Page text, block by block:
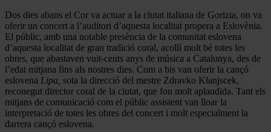
Dos dies abans el Cor va actuar a la ciutat italiana de Gorizia, on va
oferir un concert a l’auditori d’aquesta localitat propera a Eslovènia.
El públic, amb una notable presència de la comunitat eslovena
d’aquesta localitat de gran tradició coral, acollí molt bé totes les
obres, que abastaven vuit-cents anys de música a Catalunya, des de
l’edat mitjana fins als nostres dies. Com a bis van oferir la cançó
eslovena Lipa, sota la direcció del mestre Zdravko Klanjscek,
reconegut director coral de la ciutat, que fou molt aplaudida. Tant els
mitjans de comunicació com el públic assistent van lloar la
interpretació de totes les obres del concert i molt especialment la
darrera cançó eslovena.